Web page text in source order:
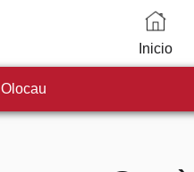
Inicio